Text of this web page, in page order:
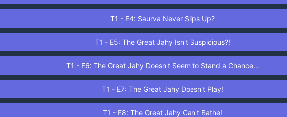
T1 - E4: Saurva Never Slips Up?
T1 - E5: The Great Jahy Isn't Suspicious?!
T1 - E6: The Great Jahy Doesn't Seem to Stand a Chance...
T1 - E7: The Great Jahy Doesn't Play!
T1 - E8: The Great Jahy Can't Bathe!